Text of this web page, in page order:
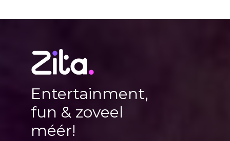
Entertainment,
fun & zoveel
méér!